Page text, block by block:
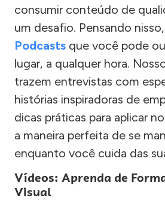
consumir conteúdo de
um desafio. Pensando
Podcasts que você pode
lugar, a qualquer hora.
trazem entrevistas com
histórias inspiradoras de
dicas práticas para aplicar
a maneira perfeita de se
enquanto você cuida das
Vídeos: Aprenda de
Visual